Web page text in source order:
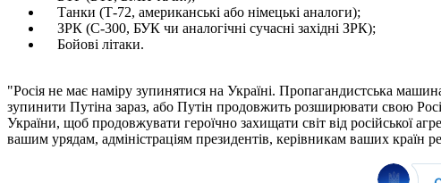
Танки (Т-72, ​​американські або німецькі аналоги);
ЗРК (С-300, БУК чи аналогічні сучасні західні ЗРК);
Бойові літаки.
"Росія не має наміру зупинятися на Україні. Пропагандистська
зупинити Путіна зараз, або Путін продовжить розширювати свою
України, щоб продовжувати героїчно захищати світ від російської
вашим урядам, адміністраціям президентів, керівникам ваших країн